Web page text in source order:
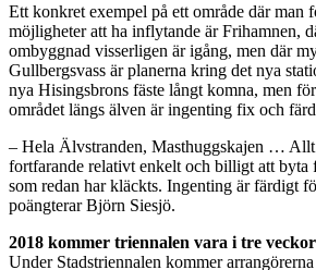
Ett konkret exempel på ett område där man
möjligheter att ha inflytande är Frihamnen,
ombyggnad visserligen är igång, men där
Gullbergsvass är planerna kring det nya
nya Hisingsbrons fäste långt komna, men
området längs älven är ingenting fix och
– Hela Älvstranden, Masthuggskajen …
fortfarande relativt enkelt och billigt att byta
som redan har kläckts. Ingenting är färdigt
poängterar Björn Siesjö.
2018 kommer triennalen vara i tre veckor
Under Stadstriennalen kommer